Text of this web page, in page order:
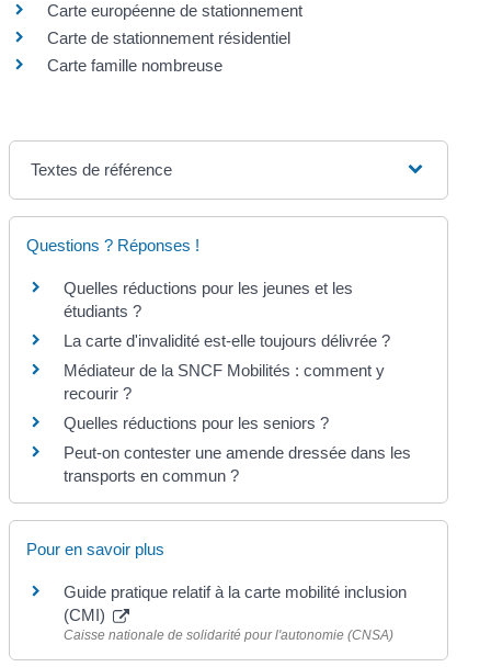
Carte européenne de stationnement
Carte de stationnement résidentiel
Carte famille nombreuse
Textes de référence
Questions ? Réponses !
Quelles réductions pour les jeunes et les
étudiants ?
La carte d'invalidité est-elle toujours délivrée ?
Médiateur de la SNCF Mobilités : comment y
recourir ?
Quelles réductions pour les seniors ?
Peut-on contester une amende dressée dans les
transports en commun ?
Pour en savoir plus
Guide pratique relatif à la carte mobilité inclusion
(CMI)
Caisse nationale de solidarité pour l'autonomie (CNSA)